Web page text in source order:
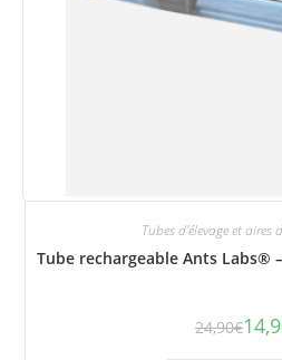
Tubes d'élevage et aires
Tube rechargeable Ants Labs®
24,90€ Le
Le